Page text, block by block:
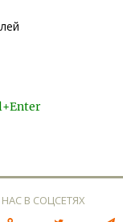
В СОЦСЕТЯХ